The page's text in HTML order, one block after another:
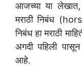
आजच्या या
मराठी निबंध
निबंध हा मराठी
अगदी पहिली पासून
आहे.